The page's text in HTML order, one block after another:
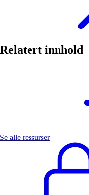
Relatert innhold
Se alle ressurser